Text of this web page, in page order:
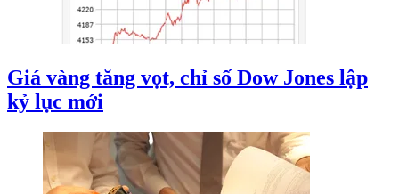
Giá vàng tăng vọt, chỉ số Dow Jones lập
kỷ lục mới